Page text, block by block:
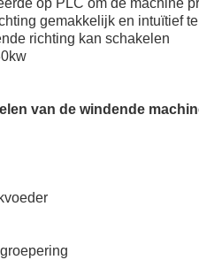
op PLC om de machine
gemakkelijk en intuïtief
richting kan schakelen
van de windende